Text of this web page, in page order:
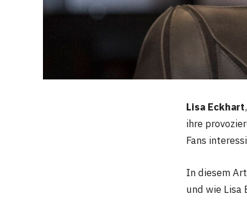
Lisa Eckhart
ihre
Fans
In diesem
und wie Lisa